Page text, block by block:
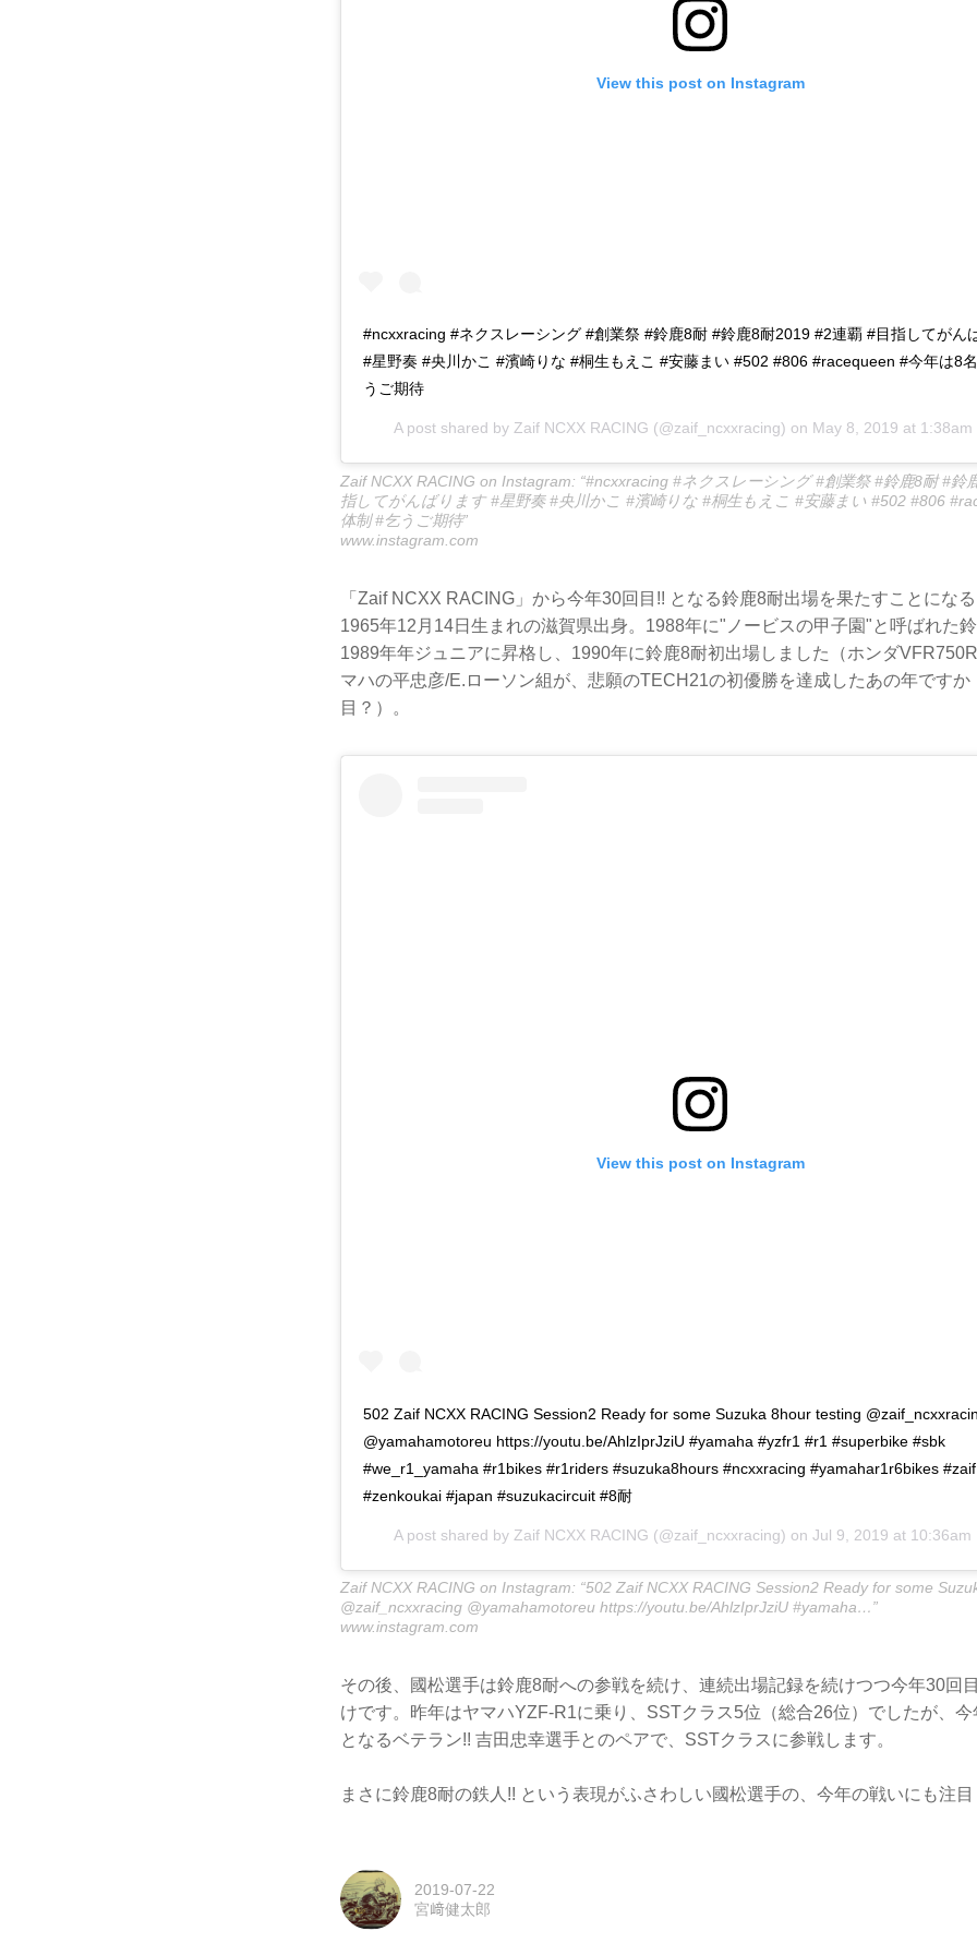
View this post on Instagram
#ncxxracing #ネクスレーシング #創業祭 #鈴鹿8耐 #鈴鹿8耐2019 #2連覇 #目指してがん
#星野奏 #央川かこ #濱崎りな #桐生もえこ #安藤まい #502 #806 #racequeen #今年は8
うご期待
A post shared by Zaif NCXX RACING (@zaif_ncxxracing) on May 8, 2019 at 1:38am
Zaif NCXX RACING on Instagram: “#ncxxracing #ネクスレーシング #創業祭 #鈴鹿8耐 #鈴
指してがんばります #星野奏 #央川かこ #濱崎りな #桐生もえこ #安藤まい #502 #806
体制 #乞うご期待”
www.instagram.com
「Zaif NCXX RACING」から今年30回目!! となる鈴鹿8耐出場を果たすことにな
1965年12月14日生まれの滋賀県出身。1988年に"ノービスの甲子園"と呼ばれた
1989年年ジュニアに昇格し、1990年に鈴鹿8耐初出場しました（ホンダ
マハの平忠彦/E.ローソン組が、悲願のTECH21の初優勝を達成したあの年ですか
目？）。
View this post on Instagram
502 Zaif NCXX RACING Session2 Ready for some Suzuka 8hour testing
@yamahamotoreu https://youtu.be/AhlzIprJziU #yamaha #yzfr1 #r1 #superbike #sbk
#we_r1_yamaha #r1bikes #r1riders #suzuka8hours #ncxxracing #yamahar1r6bikes
#zenkoukai #japan #suzukacircuit #8耐
A post shared by Zaif NCXX RACING (@zaif_ncxxracing) on Jul 9, 2019 at 10:36am
Zaif NCXX RACING on Instagram: “502 Zaif NCXX RACING Session2 Ready for some
@zaif_ncxxracing @yamahamotoreu https://youtu.be/AhlzIprJziU #yamaha…”
www.instagram.com
その後、國松選手は鈴鹿8耐への参戦を続け、連続出場記録を続けつつ今年30回
けです。昨年はヤマハYZF-R1に乗り、SSTクラス5位（総合26位）でしたが、
となるベテラン!! 吉田忠幸選手とのペアで、SSTクラスに参戦します。
まさに鈴鹿8耐の鉄人!! という表現がふさわしい國松選手の、今年の戦いにも注
2019-07-22
宮﨑健太郎